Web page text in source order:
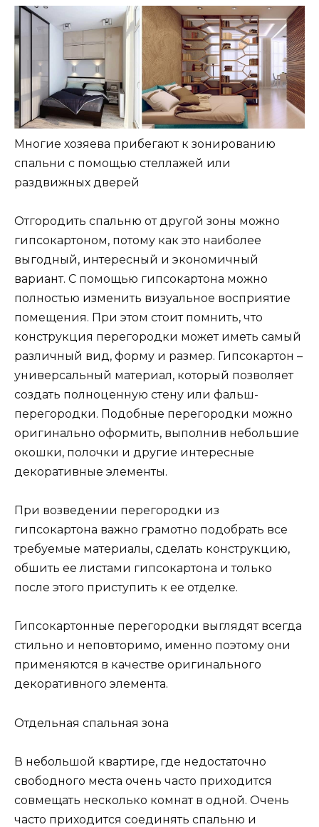
Многие хозяева прибегают к зонированию
спальни с помощью стеллажей или
раздвижных дверей
Отгородить спальню от другой зоны можно
гипсокартоном, потому как это наиболее
выгодный, интересный и экономичный
вариант. С помощью гипсокартона можно
полностью изменить визуальное восприятие
помещения. При этом стоит помнить, что
конструкция перегородки может иметь самый
различный вид, форму и размер. Гипсокартон –
универсальный материал, который позволяет
создать полноценную стену или фальш-
перегородки. Подобные перегородки можно
оригинально оформить, выполнив небольшие
окошки, полочки и другие интересные
декоративные элементы.
При возведении перегородки из
гипсокартона важно грамотно подобрать все
требуемые материалы, сделать конструкцию,
обшить ее листами гипсокартона и только
после этого приступить к ее отделке.
Гипсокартонные перегородки выглядят всегда
стильно и неповторимо, именно поэтому они
применяются в качестве оригинального
декоративного элемента.
Отдельная спальная зона
В небольшой квартире, где недостаточно
свободного места очень часто приходится
совмещать несколько комнат в одной. Очень
часто приходится соединять спальню и